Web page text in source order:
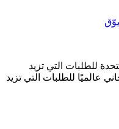
للطلبات التي تزيد
مجاني عالميًا للطلبات التي تزيد